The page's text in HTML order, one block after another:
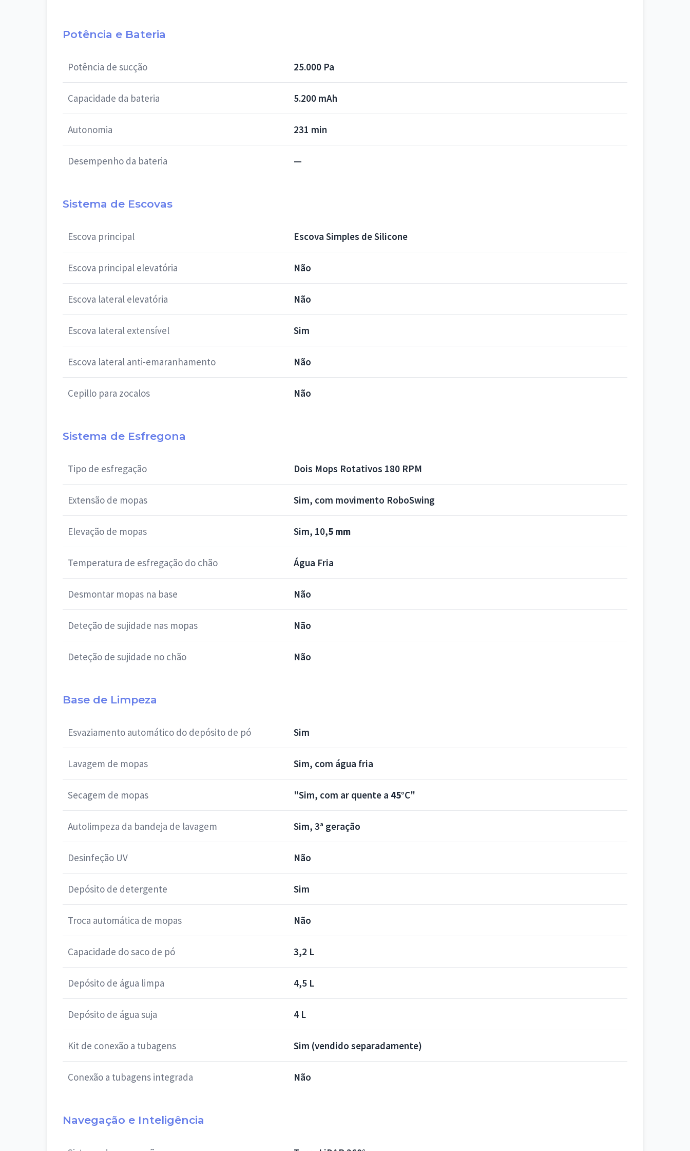
Potência e Bateria
Potência de sucção 25.000 Pa
Capacidade da bateria 5.200 mAh
Autonomia 231 min
Desempenho da bateria —
Sistema de Escovas
Escova principal Escova Simples de Silicone
Escova principal elevatória Não
Escova lateral elevatória Não
Escova lateral extensível Sim
Escova lateral anti-emaranhamento Não
Cepillo para zocalos Não
Sistema de Esfregona
Tipo de esfregação Dois Mops Rotativos 180 RPM
Extensão de mopas Sim, com movimento RoboSwing
Elevação de mopas Sim, 10,5 mm
Temperatura de esfregação do chão Água Fria
Desmontar mopas na base Não
Deteção de sujidade nas mopas Não
Deteção de sujidade no chão Não
Base de Limpeza
Esvaziamento automático do depósito de pó Sim
Lavagem de mopas Sim, com água fria
Secagem de mopas "Sim, com ar quente a 45°C"
Autolimpeza da bandeja de lavagem Sim, 3ª geração
Desinfeção UV Não
Depósito de detergente Sim
Troca automática de mopas Não
Capacidade do saco de pó 3,2 L
Depósito de água limpa 4,5 L
Depósito de água suja 4 L
Kit de conexão a tubagens Sim (vendido separadamente)
Conexão a tubagens integrada Não
Navegação e Inteligência